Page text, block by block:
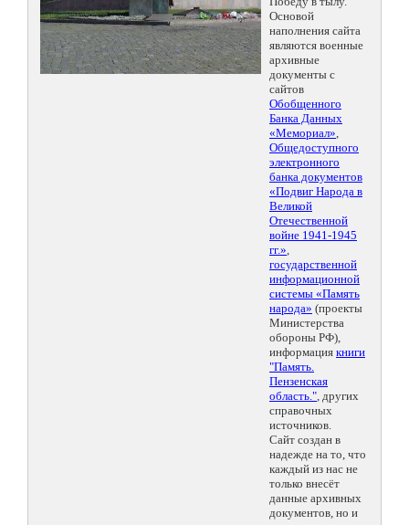
Основой
наполнения сайта
являются военные
архивные
документы с
сайтов
Обобщенного
Банка Данных
«Мемориал»,
Общедоступного
электронного
банка документов
«Подвиг Народа в
Великой
Отечественной
войне 1941-1945
гг.»,
государственной
информационной
системы «Память
народа» (проекты
Министерства
обороны РФ),
информация книги
"Память.
Пензенская
область.", других
справочных
источников.
Сайт создан в
надежде на то, что
каждый из нас не
только внесёт
данные архивных
документов, но и